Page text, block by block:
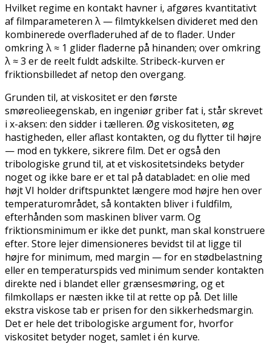
Hvilket regime en kontakt havner i, afgøres kvantitativt
af filmparameteren λ — filmtykkelsen divideret med den
kombinerede overfladeruhed af de to flader. Under
omkring λ ≈ 1 glider fladerne på hinanden; over omkring
λ ≈ 3 er de reelt fuldt adskilte. Stribeck-kurven er
friktionsbilledet af netop den overgang.
Grunden til, at viskositet er den første
smøreolieegenskab, en ingeniør griber fat i, står skrevet
i x-aksen: den sidder i tælleren. Øg viskositeten, øg
hastigheden, eller aflast kontakten, og du flytter til højre
— mod en tykkere, sikrere film. Det er også den
tribologiske grund til, at et viskositetsindeks betyder
noget og ikke bare er et tal på databladet: en olie med
højt VI holder driftspunktet længere mod højre hen over
temperaturområdet, så kontakten bliver i fuldfilm,
efterhånden som maskinen bliver varm. Og
friktionsminimum er ikke det punkt, man skal konstruere
efter. Store lejer dimensioneres bevidst til at ligge til
højre for minimum, med margin — for en stødbelastning
eller en temperaturspids ved minimum sender kontakten
direkte ned i blandet eller grænsesmøring, og et
filmkollaps er næsten ikke til at rette op på. Det lille
ekstra viskose tab er prisen for den sikkerhedsmargin.
Det er hele det tribologiske argument for, hvorfor
viskositet betyder noget, samlet i én kurve.